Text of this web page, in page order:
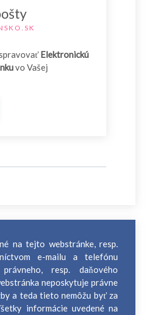
Elektronickú
vo Vašej
na tejto webstránke, resp.
e-mailu a telefónu
resp. daňového
neposkytuje právne
a teda tieto nemôžu byť za
informácie uvedené na